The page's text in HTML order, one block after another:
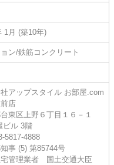
1月 (築10年)
ン/鉄筋コンクリート
アップスタイル お部屋.com
前店
東区上野６丁目１６－１
ビル 3階
5817-4888
事 (5) 第85744号
管理業者 国土交通大臣